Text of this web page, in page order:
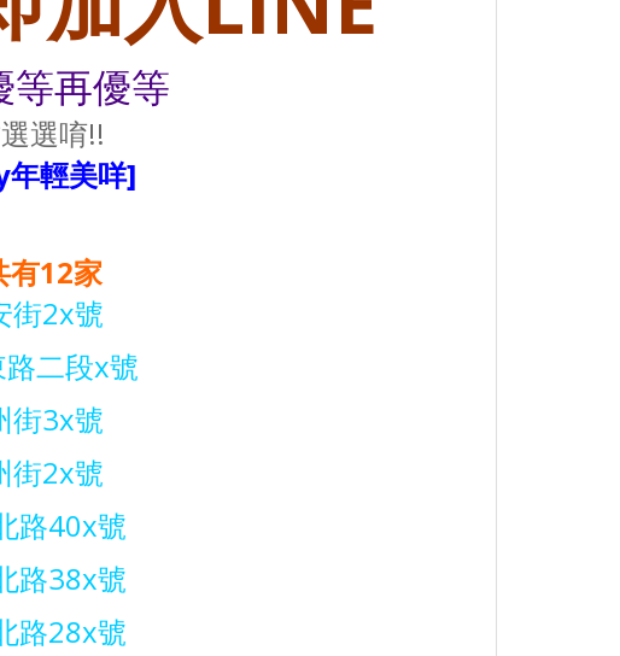
等再優等
選唷!!
輕美咩]
有12家
街2x號
二段x號
街3x號
街2x號
路40x號
路38x號
路28x號